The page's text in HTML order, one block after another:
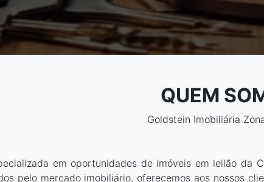
Cidade
De R$
QUEM
Goldstein Imobiliária
em oportunidades de imóveis em leilão da
pelo mercado imobiliário, oferecemos aos nossos